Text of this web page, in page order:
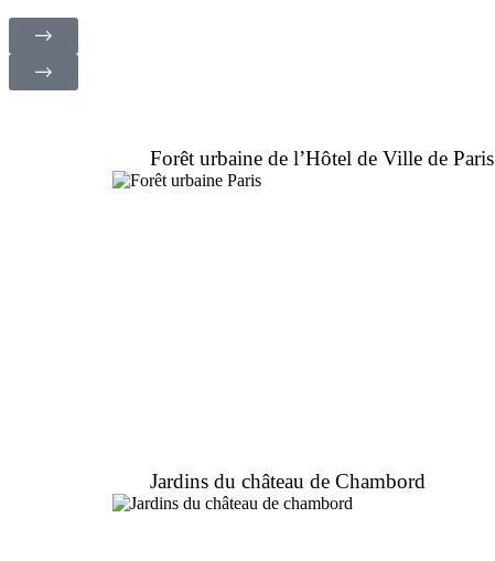
Forêt urbaine de l’Hôtel de Ville de Paris
Jardins du château de Chambord